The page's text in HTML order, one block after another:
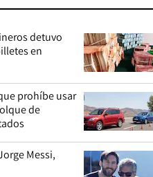
detuvo
en
prohíbe usar
de
Messi,